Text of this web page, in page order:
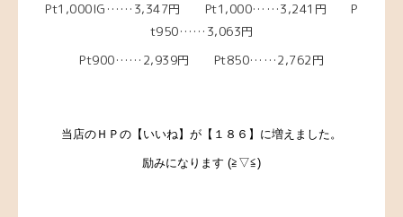
Pt1,000IG……3,347円 Pt1,000……3,241円 P
t950……3,063円
Pt900……2,939円 Pt850……2,762円
当店のＨＰの【いいね】が【１８６】に増えました。
励みになります (≧▽≦)